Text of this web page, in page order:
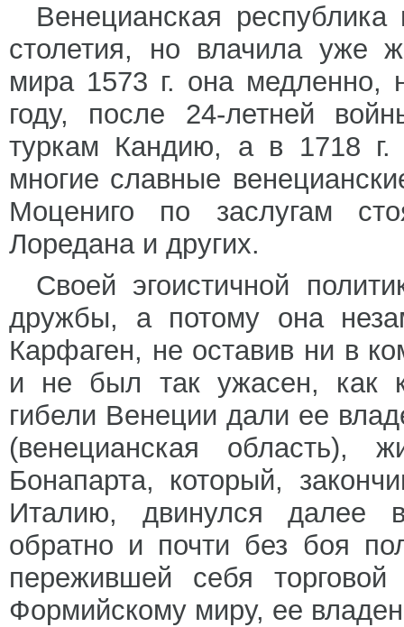
Венецианская
столетия, но влачила уже
мира 1573 г. она медленно,
году, после 24-летней
туркам Кандию, а в 1718
многие славные
Моцениго по заслугам
Лоредана и других.
Своей эгоистичной
дружбы, а потому она
Карфаген, не оставив ни в
и не был так ужасен, как
гибели Венеции дали ее
(венецианская область),
Бонапарта, который,
Италию, двинулся далее
обратно и почти без боя
пережившей себя
Формийскому миру, ее